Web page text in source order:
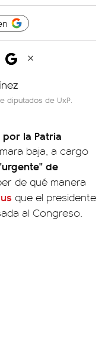
diputados de UxP.
por la Patria
baja, a cargo
de
de qué manera
que el presidente
al Congreso.